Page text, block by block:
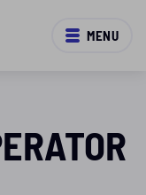
MENU